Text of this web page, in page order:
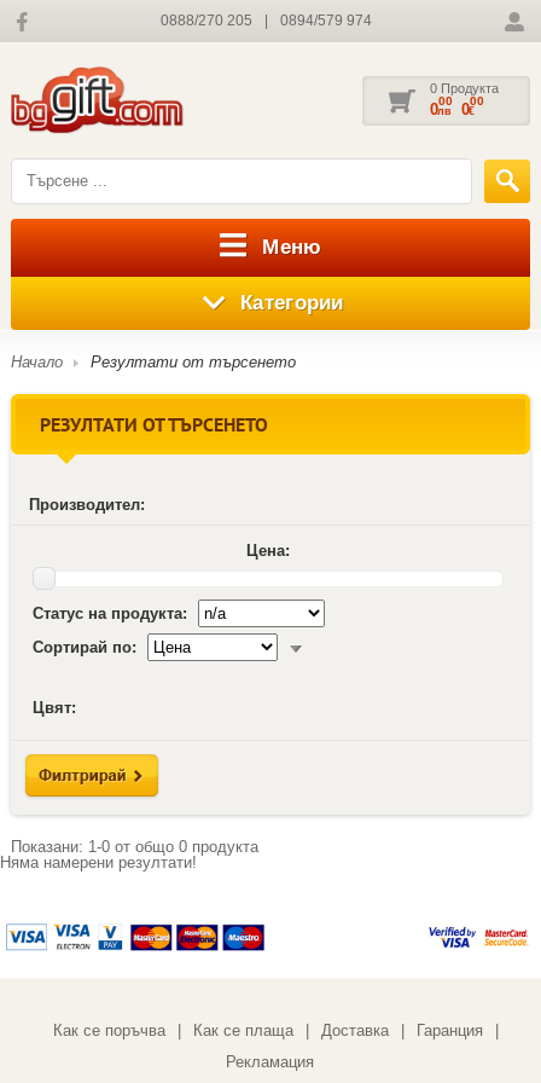
0888/270 205 0894/579 974
0 Продукта
000
лв 000
€
Меню
Категории
Начало Резултати от търсенето
РЕЗУЛТАТИ ОТ ТЪРСЕНЕТО
Производител:
Цена:
Статус на продукта:
Сортирай по:
Цвят:
Показани: 1-0от общо 0продукта
Няма намерени резултати!
Как се поръчва Как се плаща Доставка Гаранция
Рекламация